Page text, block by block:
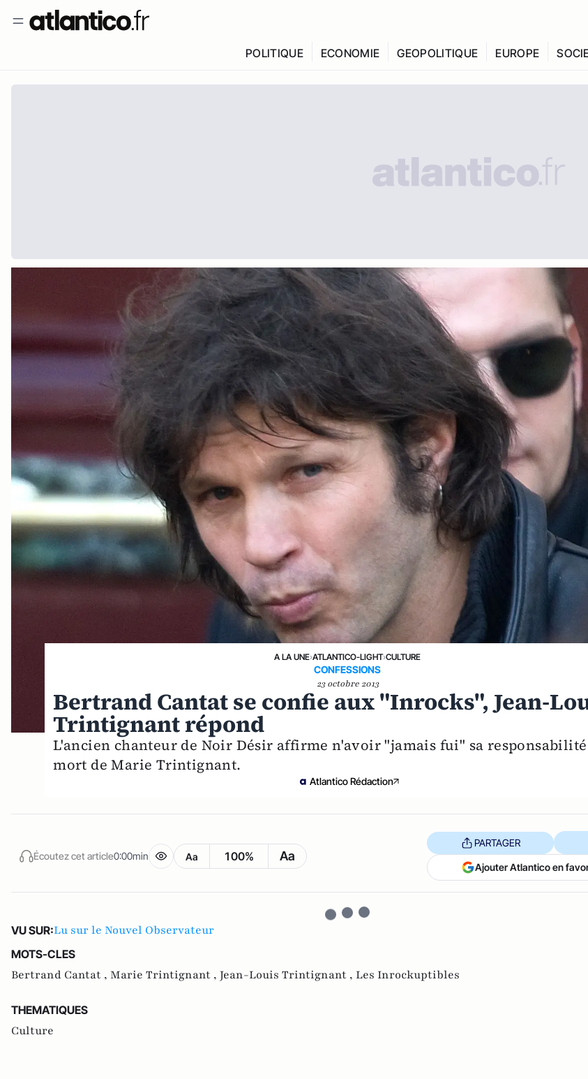
POLITIQUE ECONOMIE GEOPOLITIQUE EUROPE
A LA UNE›ATLANTICO-LIGHT›CULTURE
CONFESSIONS
23 octobre 2013
Bertrand Cantat se confie aux "Inrocks", Jean-
Trintignant répond
L'ancien chanteur de Noir Désir affirme n'avoir "jamais fui" sa
mort de Marie Trintignant.
Atlantico Rédaction
Écoutez cet article0:00min Aa 100% Aa
PARTAGER
Ajouter Atlantico en
VU SUR:Lu sur le Nouvel Observateur
MOTS-CLES
Bertrand Cantat , Marie Trintignant , Jean-Louis Trintignant , Les Inrockuptibles
THEMATIQUES
Culture